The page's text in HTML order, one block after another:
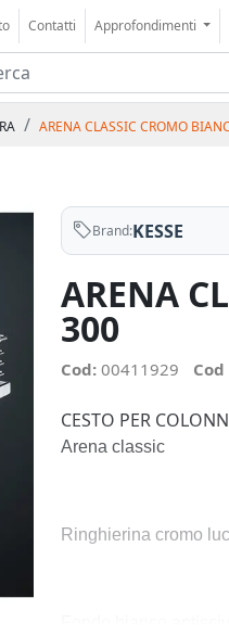
Contatti Approfondimenti
ARENA CLASSIC CROMO
Brand:KESSE
ARENA
300
Cod: 00411929 Cod
CESTO PER
Arena classic
Ringhierina cromo